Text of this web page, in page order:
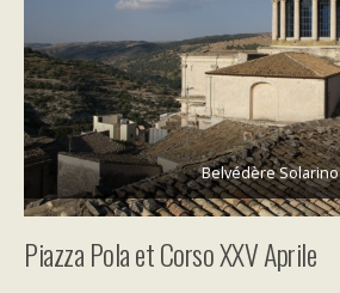
Belvédère Solarino
Piazza Pola et Corso XXV Aprile